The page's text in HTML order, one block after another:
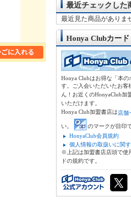
最近チェックした
最近見た商品がありま
Honya Clubカード
Honya Clubはお得な「本
す。ご入会いただいたお客
ん！お近くのHonyaClub加
いただけます。
Honya Club加盟書店は店舗
い。
のマークが目印で
HonyaClub会員規約
個人情報の取扱いに関
※上記は加盟書店店頭で使
ドの規約です。